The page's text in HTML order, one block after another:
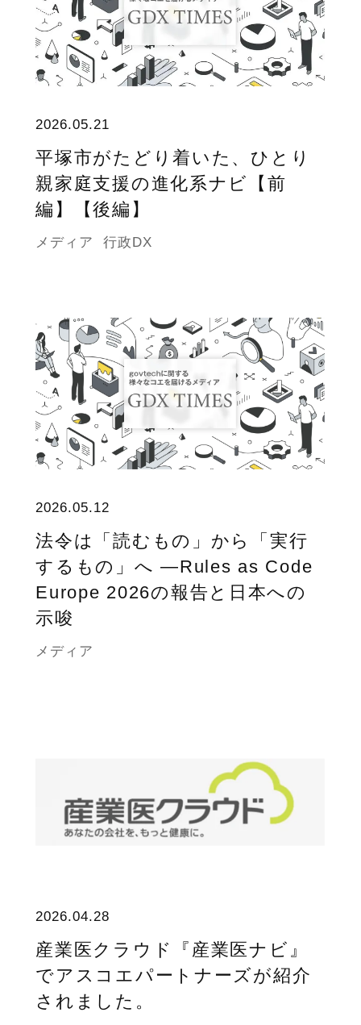
2026.05.21
平塚市がたどり着いた、ひとり
親家庭支援の進化系ナビ【前
編】【後編】
メディア 行政DX
2026.05.12
法令は「読むもの」から「実行
するもの」へ ―Rules as Code
Europe 2026の報告と日本への
示唆
メディア
2026.04.28
産業医クラウド『産業医ナビ』
でアスコエパートナーズが紹介
されました。